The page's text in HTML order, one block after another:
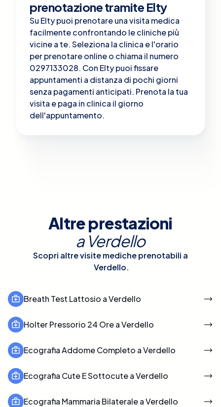
prenotazione tramite Elty
Su Elty puoi prenotare una visita medica
facilmente confrontando le cliniche più
vicine a te. Seleziona la clinica e l'orario
per prenotare online o chiama il numero
0297133028. Con Elty puoi fissare
appuntamenti a distanza di pochi giorni
senza pagamenti anticipati. Prenota la tua
visita e paga in clinica il giorno
dell'appuntamento.
Altre prestazioni
a Verdello
Scopri altre visite mediche prenotabili a
Verdello.
Breath Test Lattosio a Verdello
Holter Pressorio 24 Ore a Verdello
Ecografia Addome Completo a Verdello
Ecografia Cute E Sottocute a Verdello
Ecografia Mammaria Bilaterale a Verdello